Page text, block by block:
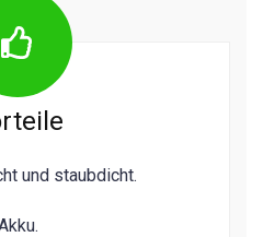
und staubdicht.